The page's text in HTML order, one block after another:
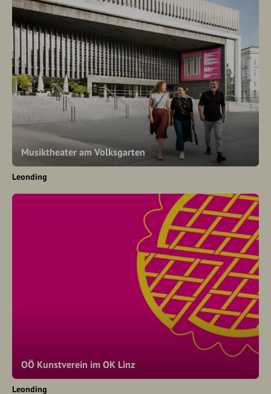
Musiktheater am Volksgarten
Leonding
OÖ Kunstverein im OK Linz
Leonding